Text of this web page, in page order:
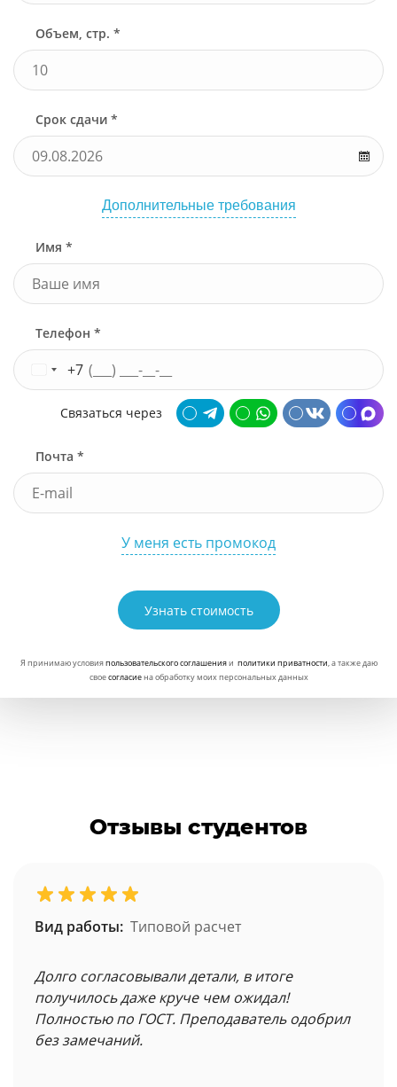
Объем, стр. *
Срок сдачи *
Дополнительные требования
Имя *
Телефон *
+7
Связаться через
Почта *
У меня есть промокод
Узнать стоимость
Я принимаю условияпользовательского соглашенияи политики приватности, а также даю
своесогласиена обработку моих персональных данных
Отзывы студентов
Вид работы: Типовой расчет
Долго согласовывали детали, в итоге
получилось даже круче чем ожидал!
Полностью по ГОСТ. Преподаватель одобрил
без замечаний.